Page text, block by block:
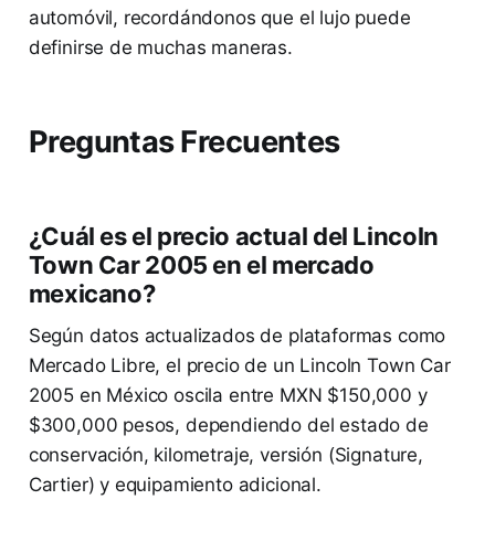
automóvil, recordándonos que el lujo puede
definirse de muchas maneras.
Preguntas Frecuentes
¿Cuál es el precio actual del Lincoln
Town Car 2005 en el mercado
mexicano?
Según datos actualizados de plataformas como
Mercado Libre, el precio de un Lincoln Town Car
2005 en México oscila entre MXN $150,000 y
$300,000 pesos, dependiendo del estado de
conservación, kilometraje, versión (Signature,
Cartier) y equipamiento adicional.